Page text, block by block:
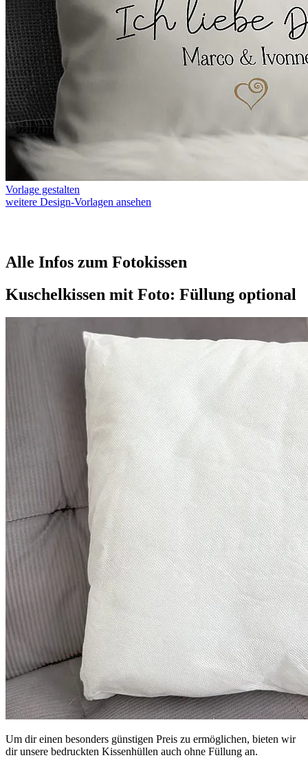
Vorlage gestalten
weitere Design-Vorlagen ansehen
Alle Infos zum Fotokissen
Kuschelkissen mit Foto: Füllung optional
Um dir einen besonders günstigen Preis zu ermöglichen, bieten wir
dir unsere bedruckten Kissenhüllen auch ohne Füllung an.